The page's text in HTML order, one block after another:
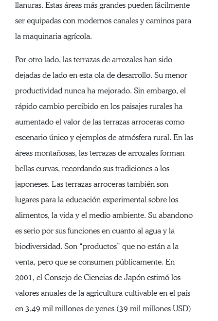
llanuras. Estas áreas más grandes pueden fácilmente
ser equipadas con modernos canales y caminos para
la maquinaria agrícola.
Por otro lado, las terrazas de arrozales han sido
dejadas de lado en esta ola de desarrollo. Su menor
productividad nunca ha mejorado. Sin embargo, el
rápido cambio percibido en los paisajes rurales ha
aumentado el valor de las terrazas arroceras como
escenario único y ejemplos de atmósfera rural. En las
áreas montañosas, las terrazas de arrozales forman
bellas curvas, recordando sus tradiciones a los
japoneses. Las terrazas arroceras también son
lugares para la educación experimental sobre los
alimentos, la vida y el medio ambiente. Su abandono
es serio por sus funciones en cuanto al agua y la
biodiversidad. Son “productos” que no están a la
venta, pero que se consumen públicamente. En
2001, el Consejo de Ciencias de Japón estimó los
valores anuales de la agricultura cultivable en el país
en 3,49 mil millones de yenes (39 mil millones USD)